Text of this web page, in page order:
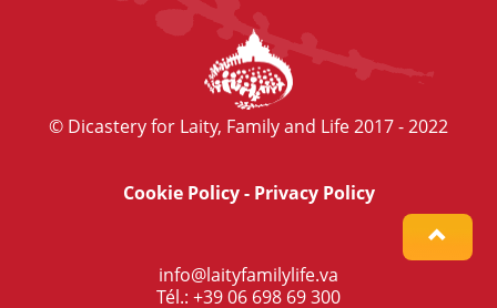
© Dicastery for Laity, Family and Life 2017 - 2022
Cookie Policy- Privacy Policy
info@laityfamilylife.va
Tél.: +39 06 698 69 300